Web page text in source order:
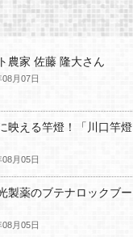
農家 佐藤 隆大さん
月07日
映える竿燈！「川口竿燈
月05日
製薬のブテナロックブー
月05日